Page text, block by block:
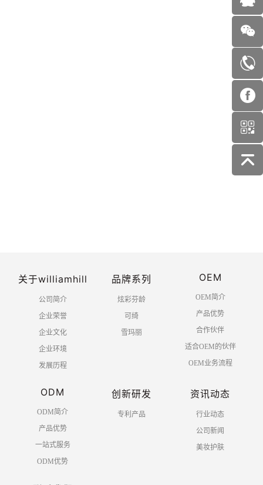
X9037-X9043-粉扑组合装（气
末页
关于williamhill
公司简介
企业荣誉
企业文化
企业环境
发展历程
品牌系列
炫彩芬龄
可绮
雪玛丽
OEM
OEM简介
产品优势
合作伙伴
适合OEM的伙伴
OEM业务流程
ODM
ODM简介
产品优势
一站式服务
ODM优势
创新研发
专利产品
资讯动态
行业动态
公司新闻
美妆护肤